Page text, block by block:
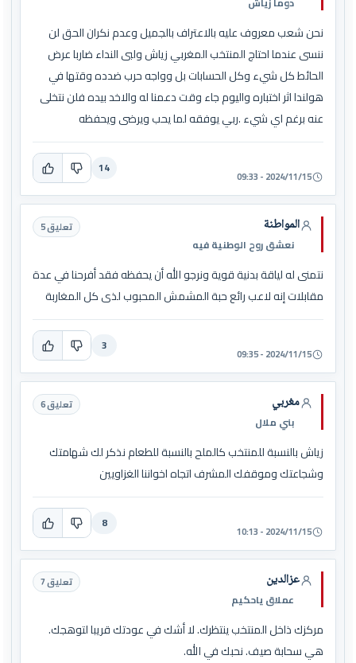
نحن شعب معروف عليه بالاعتراف بالجميل وعدم نكران الحق لن
ننسى عندما احتاج المنتخب المغربي زياش ولبى النداء ضاربا عرض
الحائط كل شيء وكل الحسابات بل وواجه حرب ضدده وقتها في
هولندا اثر اختباره واليوم جاء وقت دعمنا له والاخد بيده فلن نتخلى
عنه برغم اي شيء .ربي يوفقه لما يحب ويرضى ويحفظه
2024/11/15 - 09:33
14
المواطنة
نعشق روح الوطنية فيه
تعليق 5
نتمنى له لياقة بدنية قوية ونرجو الله أن يحفظه فقد أفرحنا في عدة
مقابلات إنه لاعب رائع حبة المشمش المحبوب لذى كل المغاربة
2024/11/15 - 09:35
3
مغربي
بني ملال
تعليق 6
زياش بالنسبة للمنتخب كالملح بالنسبة للطعام نذكر لك شهامتك
وشجاعتك وموقفك المشرف اتجاه اخواننا الغزاويين
2024/11/15 - 10:13
8
عزالدين
عملاق ياحكيم
تعليق 7
مركزك ذاخل المنتخب ينتظرك. لا أشك في عودتك قريبا لتوهجك.
هي سحابة صيف. نحبك في الله.